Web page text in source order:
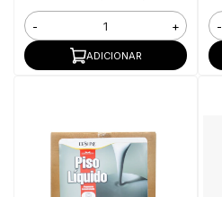
- +
ADICIONAR
-